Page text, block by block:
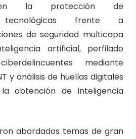
la protección de
tecnológicas frente a
de seguridad multicapa
artificial, perfilado
mediante
y análisis de huellas digitales
obtención de inteligencia
abordados temas de gran